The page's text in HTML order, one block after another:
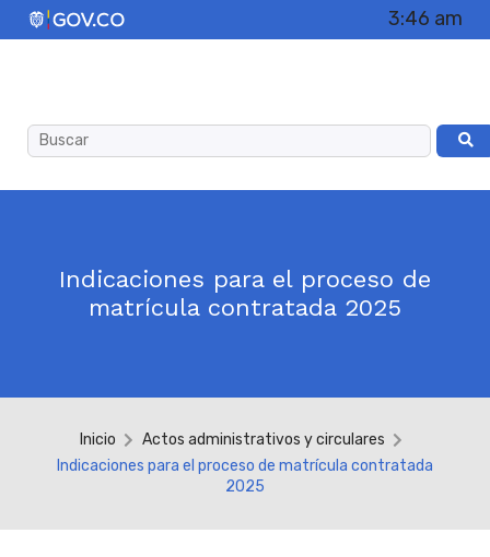
3:46 am
Indicaciones para el proceso de
matrícula contratada 2025
Inicio
Actos administrativos y circulares
Indicaciones para el proceso de matrícula contratada
2025